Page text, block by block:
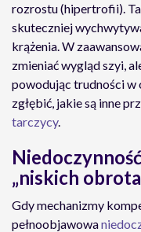
rozrostu (hipertrofii).
skuteczniej
krążenia. W
zmieniać wygląd szyi,
powodując trudności w
zgłębić, jakie są inne
tarczycy.
„niskich
Gdy mechanizmy
pełnoobjawowa